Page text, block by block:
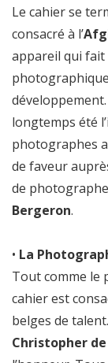
Le cahier se
consacré à l’
appareil qui fait
longtemps été
photographes
de faveur
de
Bergeron.
• La
Tout comme le
cahier est
belges de talent.
Christopher